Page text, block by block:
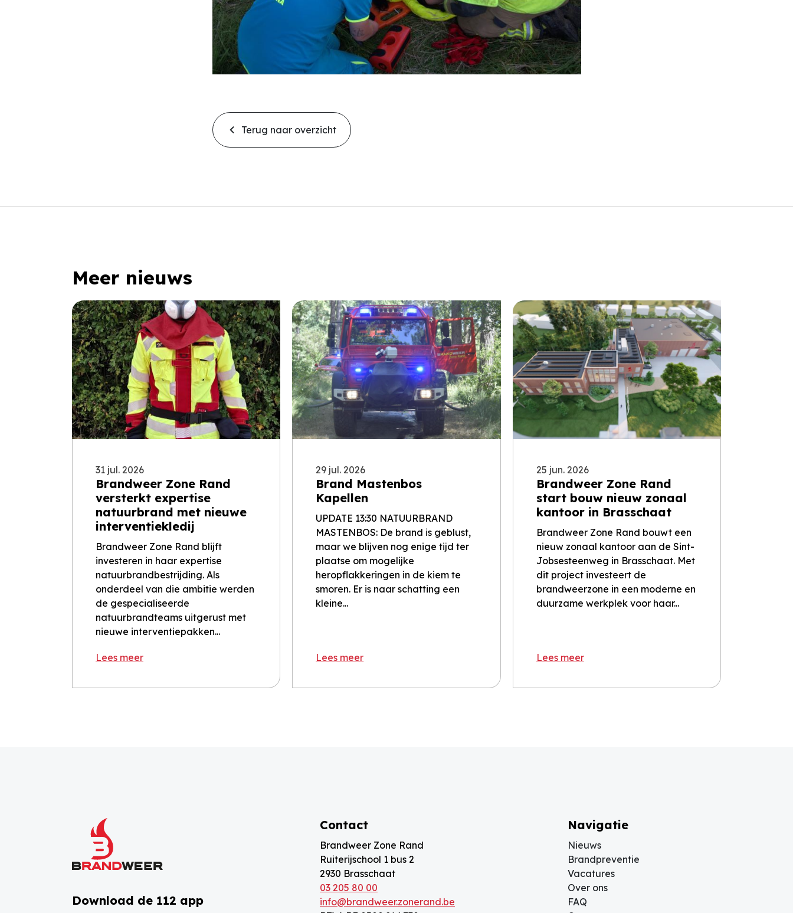
Terug naar overzicht
Meer nieuws
31 jul. 2026
Brandweer Zone Rand
versterkt expertise
natuurbrand met nieuwe
interventiekledij
Brandweer Zone Rand blijft
investeren in haar expertise
natuurbrandbestrijding. Als
onderdeel van die ambitie werden
de gespecialiseerde
natuurbrandteams uitgerust met
nieuwe interventiepakken...
Lees meer
29 jul. 2026
Brand Mastenbos
Kapellen
UPDATE 13:30 NATUURBRAND
MASTENBOS: De brand is geblust,
maar we blijven nog enige tijd ter
plaatse om mogelijke
heropflakkeringen in de kiem te
smoren. Er is naar schatting een
kleine...
Lees meer
25 jun. 2026
Brandweer Zone Rand
start bouw nieuw zonaal
kantoor in Brasschaat
Brandweer Zone Rand bouwt een
nieuw zonaal kantoor aan de Sint-
Jobsesteenweg in Brasschaat. Met
dit project investeert de
brandweerzone in een moderne en
duurzame werkplek voor haar...
Lees meer
Download de 112 app
Contact
Brandweer Zone Rand
Ruiterijschool 1 bus 2
2930 Brasschaat
03 205 80 00
info@brandweer.zonerand.be
Navigatie
Nieuws
Brandpreventie
Vacatures
Over ons
FAQ